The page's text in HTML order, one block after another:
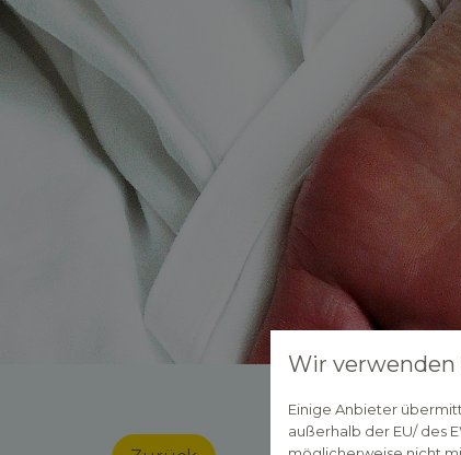
Wir verwenden
Einige Anbieter
außerhalb der EU/ des